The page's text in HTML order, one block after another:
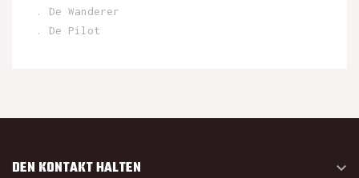
. De Wanderer
. De Pilot
DEN KONTAKT HALTEN 